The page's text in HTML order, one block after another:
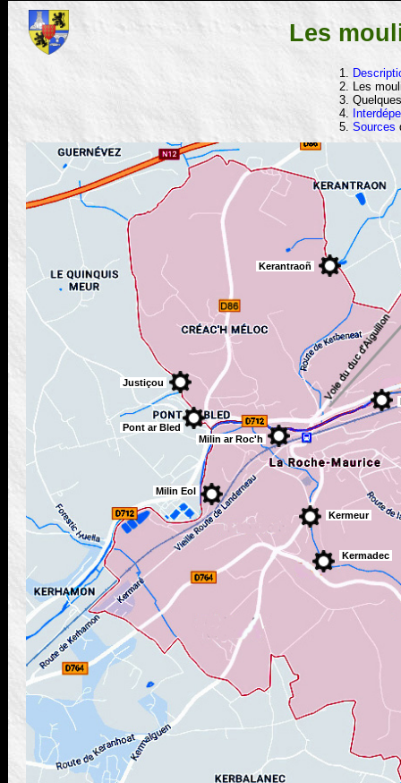
Les
Les
Sources
Kerantraoñ
Justiçou
Pont ar Bled
Milin Eol
Milin ar Roc'h
Kermeur
Kermadec